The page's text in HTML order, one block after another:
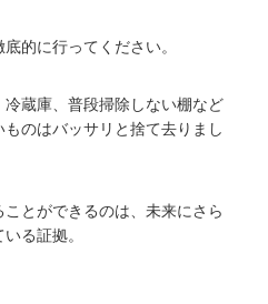
的に行ってください。
蔵庫、普段掃除しない棚など
のはバッサリと捨て去りまし
とができるのは、未来にさら
る証拠。